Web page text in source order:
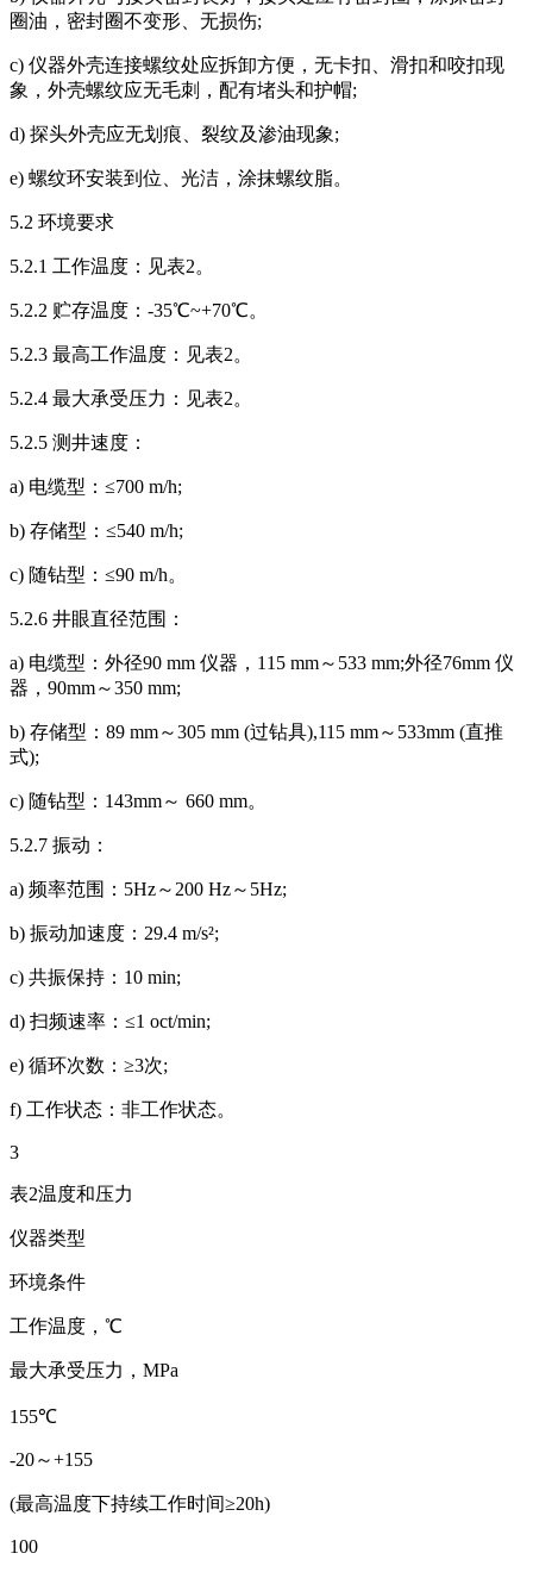
圈油，密封圈不变形、无损伤;
c) 仪器外壳连接螺纹处应拆卸方便，无卡扣、滑扣和咬扣现
象，外壳螺纹应无毛刺，配有堵头和护帽;
d) 探头外壳应无划痕、裂纹及渗油现象;
e) 螺纹环安装到位、光洁，涂抹螺纹脂。
5.2 环境要求
5.2.1 工作温度：见表2。
5.2.2 贮存温度：-35℃~+70℃。
5.2.3 最高工作温度：见表2。
5.2.4 最大承受压力：见表2。
5.2.5 测井速度：
a) 电缆型：≤700 m/h;
b) 存储型：≤540 m/h;
c) 随钻型：≤90 m/h。
5.2.6 井眼直径范围：
a) 电缆型：外径90 mm 仪器，115 mm～533 mm;外径76mm 仪
器，90mm～350 mm;
b) 存储型：89 mm～305 mm (过钻具),115 mm～533mm (直推
式);
c) 随钻型：143mm～ 660 mm。
5.2.7 振动：
a) 频率范围：5Hz～200 Hz～5Hz;
b) 振动加速度：29.4 m/s²;
c) 共振保持：10 min;
d) 扫频速率：≤1 oct/min;
e) 循环次数：≥3次;
f) 工作状态：非工作状态。
3
表2温度和压力
仪器类型
环境条件
工作温度，℃
最大承受压力，MPa
155℃
-20～+155
(最高温度下持续工作时间≥20h)
100